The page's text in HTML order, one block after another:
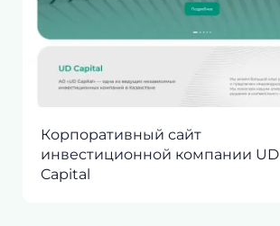
Корпоративный сайт
инвестиционной компании UD
Capital